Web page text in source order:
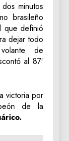
minutos
brasileño
que definió
dejar todo
de
al 87′
victoria por
de la